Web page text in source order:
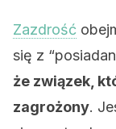
Zazdrość
się z
że związek,
zagrożony.